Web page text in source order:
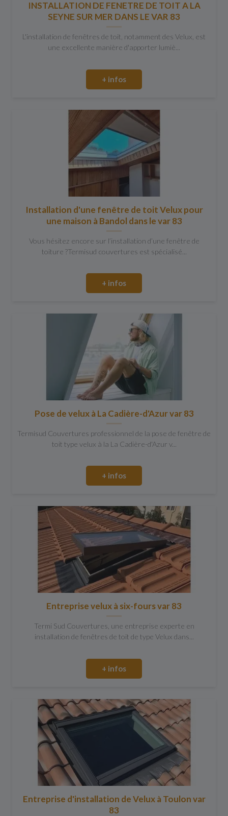
INSTALLATION DE FENETRE DE TOIT A LA
SEYNE SUR MER DANS LE VAR 83
L'installation de fenêtres de toit, notamment des Velux, est
une excellente manière d'apporter lumiè...
+ infos
Installation d'une fenêtre de toit Velux pour
une maison à Bandol dans le var 83
Vous hésitez encore sur l’installation d’une fenêtre de
toiture ?Termisud couvertures est spécialisé...
+ infos
Pose de velux à La Cadière-d'Azur var 83
Termisud Couvertures professionnel de la pose de fenêtre de
toit type velux à la La Cadière-d'Azur v...
+ infos
Entreprise velux à six-fours var 83
Termi Sud Couvertures, une entreprise experte en
installation de fenêtres de toit de type Velux dans...
+ infos
Entreprise d'installation de Velux à Toulon var
83